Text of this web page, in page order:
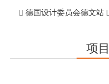
德国设计委员会德文站
项